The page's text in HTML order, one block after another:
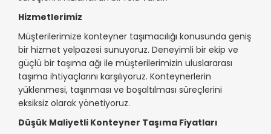
Hizmetlerimiz
Müşterilerimize konteyner taşımacılığı konusunda geniş
bir hizmet yelpazesi sunuyoruz. Deneyimli bir ekip ve
güçlü bir taşıma ağı ile müşterilerimizin uluslararası
taşıma ihtiyaçlarını karşılıyoruz. Konteynerlerin
yüklenmesi, taşınması ve boşaltılması süreçlerini
eksiksiz olarak yönetiyoruz.
Düşük Maliyetli Konteyner Taşıma Fiyatları